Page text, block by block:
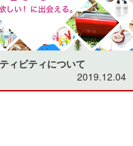
ィビティについて
2019.12.04